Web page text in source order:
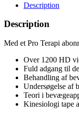
Description
Description
Med et Pro Terapi
Over 1200 HD
Fuld adgang til
Behandling af
Undersøgelse af
Teori i
Kinesiologi tape